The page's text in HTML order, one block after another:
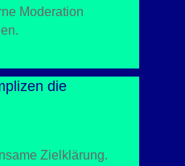
Moderation
die
Zielklärung.